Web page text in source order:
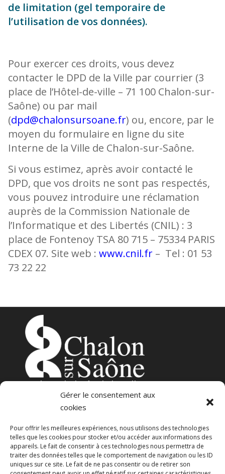
de limitation (gel temporaire de
l’utilisation de vos données).
Pour exercer ces droits, vous devez
contacter le DPD de la Ville par courrier (3
place de l’Hôtel-de-ville – 71 100 Chalon-sur-
Saône) ou par mail
(dpd@chalonsursoane.fr) ou, encore, par le
moyen du formulaire en ligne du site
Interne de la Ville de Chalon-sur-Saône.
Si vous estimez, après avoir contacté le
DPD, que vos droits ne sont pas respectés,
vous pouvez introduire une réclamation
auprès de la Commission Nationale de
l’Informatique et des Libertés (CNIL) : 3
place de Fontenoy TSA 80 715 – 75334 PARIS
CDEX 07. Site web : www.cnil.fr – Tel : 01 53
73 22 22
3place de l’Hôtel-de-Ville
71100 – Chalon-sur-Saône
Gérer le consentement aux
cookies
Pour offrir les meilleures expériences, nous utilisons des technologies
telles que les cookies pour stocker et/ou accéder aux informations des
appareils. Le fait de consentir à ces technologies nous permettra de
traiter des données telles que le comportement de navigation ou les ID
uniques sur ce site. Le fait de ne pas consentir ou de retirer son